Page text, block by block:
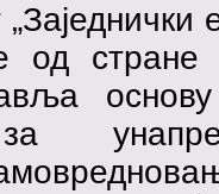
од стране
за